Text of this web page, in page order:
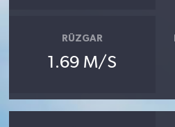
RÜZGAR
1.69 M/S
Televizyon
Yaşam